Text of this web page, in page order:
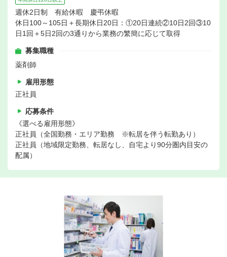
週休2日制 有給休暇 慶弔休暇
休日100～105日＋長期休日20日：①20日連続②10日2回③10
日1回＋5日2回の3通りから業務の繁簡に応じて取得
募集職種
薬剤師
雇用形態
正社員
応募条件
《選べる雇用形態》
正社員（全国勤務・エリア勤務 ※転居を伴う転勤あり）
正社員（地域限定勤務、転居なし、自宅より90分圏内目安の
配属）